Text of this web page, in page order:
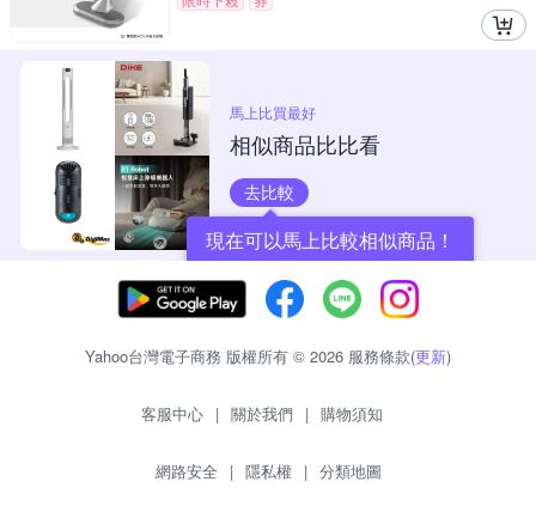
馬上比買最好
相似商品比比看
去比較
現在可以馬上比較相似商品！
Yahoo台灣電子商務 版權所有 © 2026 服務條款(更新)
客服中心 | 關於我們 | 購物須知
網路安全 | 隱私權 | 分類地圖